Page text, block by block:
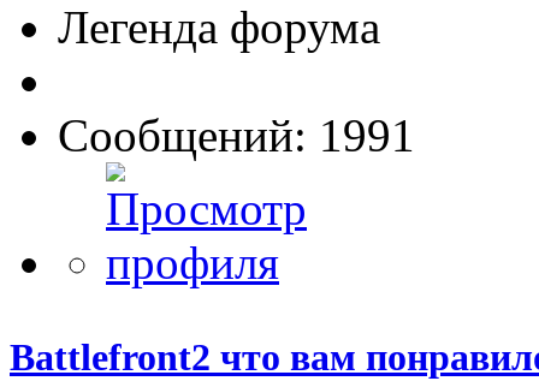
Легенда форума
Сообщений: 1991
Battlefront2 что вам